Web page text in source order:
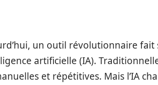
un outil révolutionnaire
artificielle (IA).
et répétitives. Mais l’IA